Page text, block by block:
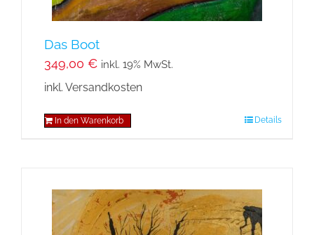
Das Boot
349,00 € inkl. 19% MwSt.
inkl. Versandkosten
In den Warenkorb Details